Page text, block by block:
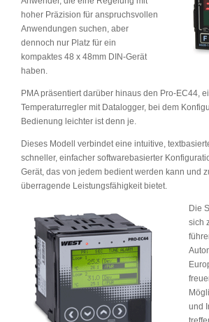
hoher Präzision für anspruchsvollen
Anwendungen suchen, aber
dennoch nur Platz für ein
kompaktes 48 x 48mm DIN-Gerät
haben.
PMA präsentiert darüber hinaus den Pro-EC44,
Temperaturregler mit Datalogger, bei dem
Bedienung leichter ist denn je.
Dieses Modell verbindet eine intuitive,
schneller, einfacher softwarebasierter
Gerät, das von jedem bedient werden kann und
überragende Leistungsfähigkeit bietet.
Die
sich
und